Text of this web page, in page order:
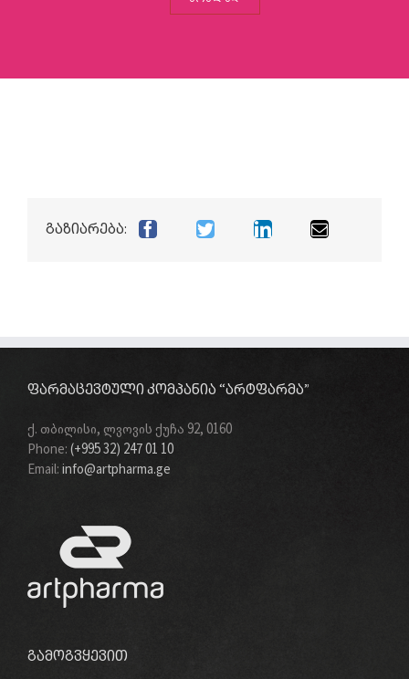
გაზიარება:
ᲤᲐᲠᲛᲐᲪᲔᲕᲢᲣᲚᲘ ᲙᲝᲛᲞᲐᲜᲘᲐ “ᲐᲠᲢᲤᲐᲠᲛᲐ”
ქ. თბილისი, ლვოვის ქუჩა 92, 0160
Phone: (+995 32) 247 01 10
Email: info@artpharma.ge
ᲒᲐᲛᲝᲒᲕᲧᲔᲕᲘᲗ